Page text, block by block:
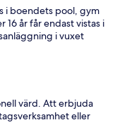
i boendets pool, gym
år får endast vistas i
i vuxet
värd. Att erbjuda
eller